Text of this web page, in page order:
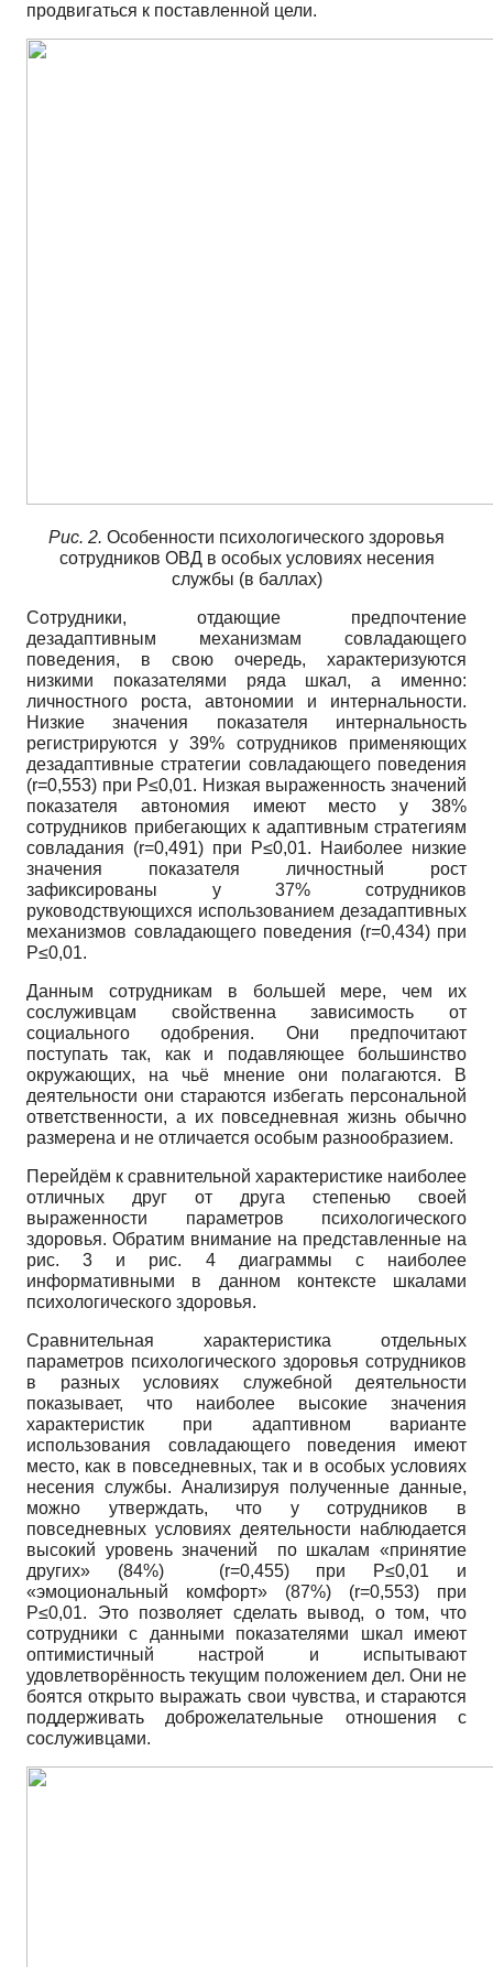
продвигаться к поставленной цели.
Рис. 2. Особенности психологического здоровья
сотрудников ОВД в особых условиях несения
службы (в баллах)
Сотрудники, отдающие предпочтение
дезадаптивным механизмам совладающего
поведения, в свою очередь, характеризуются
низкими показателями ряда шкал, а именно:
личностного роста, автономии и интернальности.
Низкие значения показателя интернальность
регистрируются у 39% сотрудников применяющих
дезадаптивные стратегии совладающего поведения
(r=0,553) при P≤0,01. Низкая выраженность значений
показателя автономия имеют место у 38%
сотрудников прибегающих к адаптивным стратегиям
совладания (r=0,491) при P≤0,01. Наиболее низкие
значения показателя личностный рост
зафиксированы у 37% сотрудников
руководствующихся использованием дезадаптивных
механизмов совладающего поведения (r=0,434) при
P≤0,01.
Данным сотрудникам в большей мере, чем их
сослуживцам свойственна зависимость от
социального одобрения. Они предпочитают
поступать так, как и подавляющее большинство
окружающих, на чьё мнение они полагаются. В
деятельности они стараются избегать персональной
ответственности, а их повседневная жизнь обычно
размерена и не отличается особым разнообразием.
Перейдём к сравнительной характеристике наиболее
отличных друг от друга степенью своей
выраженности параметров психологического
здоровья. Обратим внимание на представленные на
рис. 3 и рис. 4 диаграммы с наиболее
информативными в данном контексте шкалами
психологического здоровья.
Сравнительная характеристика отдельных
параметров психологического здоровья сотрудников
в разных условиях служебной деятельности
показывает, что наиболее высокие значения
характеристик при адаптивном варианте
использования совладающего поведения имеют
место, как в повседневных, так и в особых условиях
несения службы. Анализируя полученные данные,
можно утверждать, что у сотрудников в
повседневных условиях деятельности наблюдается
высокий уровень значений по шкалам «принятие
других» (84%) (r=0,455) при P≤0,01 и
«эмоциональный комфорт» (87%) (r=0,553) при
P≤0,01. Это позволяет сделать вывод, о том, что
сотрудники с данными показателями шкал имеют
оптимистичный настрой и испытывают
удовлетворённость текущим положением дел. Они не
боятся открыто выражать свои чувства, и стараются
поддерживать доброжелательные отношения с
сослуживцами.